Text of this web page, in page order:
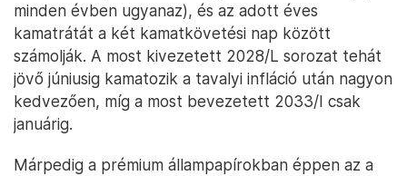
minden évben ugyanaz), és az adott éves
kamatrátát a két kamatkövetési nap között
számolják. A most kivezetett 2028/L sorozat tehát
jövő júniusig kamatozik a tavalyi infláció után nagyon
kedvezően, míg a most bevezetett 2033/I csak
januárig.
Márpedig a prémium állampapírokban éppen az a